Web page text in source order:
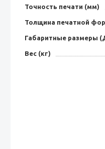
Точность печати (мм)
Толщина печатной
Габаритные размеры
Вес (кг)